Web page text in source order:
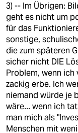
3) -- Im Übrigen:
geht es nicht um
für das
sonstige,
die zum späteren
sicher nicht DIE
Problem, wenn
zackig erbe. Ich
niemand würde je
wäre... wenn ich
man mich als
Menschen mit